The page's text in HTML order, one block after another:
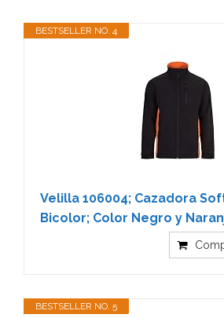
BESTSELLER NO. 4
Velilla 106004; Cazadora
Bicolor; Color Negro y
BESTSELLER NO. 5